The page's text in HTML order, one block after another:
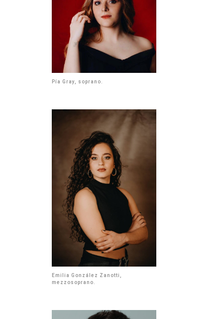
Pía Gray, soprano.
Emilia González Zanotti,
mezzosoprano.